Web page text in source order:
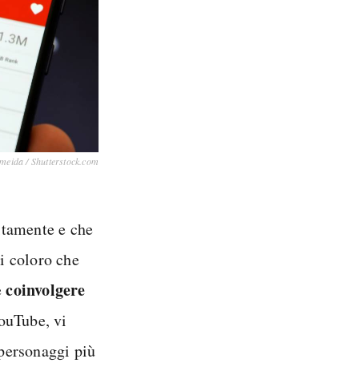
/ Shutterstock.com
e che
coloro che
coinvolgere
vi
più